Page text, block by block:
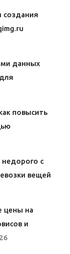
данных
повысить
с
вещей
цены на
и